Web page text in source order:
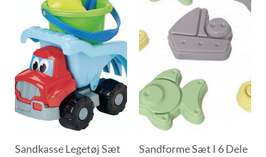
Sandkasse Legetøj Sæt
Sandforme Sæt I 6 Dele